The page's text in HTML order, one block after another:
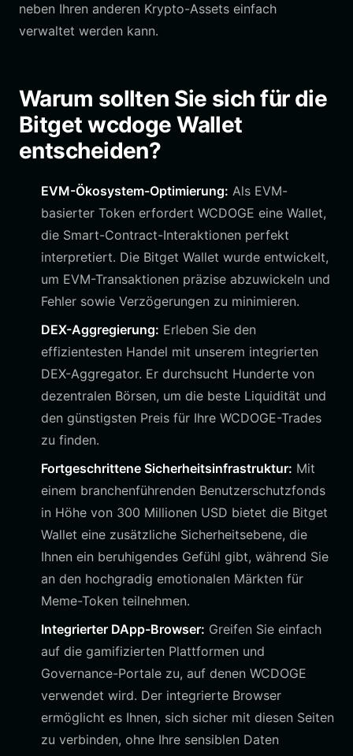
neben Ihren anderen Krypto-Assets einfach
verwaltet werden kann.
Warum sollten Sie sich für die
Bitget wcdoge Wallet
entscheiden?
EVM-Ökosystem-Optimierung: Als EVM-
basierter Token erfordert WCDOGE eine Wallet,
die Smart-Contract-Interaktionen perfekt
interpretiert. Die Bitget Wallet wurde entwickelt,
um EVM-Transaktionen präzise abzuwickeln und
Fehler sowie Verzögerungen zu minimieren.
DEX-Aggregierung: Erleben Sie den
effizientesten Handel mit unserem integrierten
DEX-Aggregator. Er durchsucht Hunderte von
dezentralen Börsen, um die beste Liquidität und
den günstigsten Preis für Ihre WCDOGE-Trades
zu finden.
Fortgeschrittene Sicherheitsinfrastruktur: Mit
einem branchenführenden Benutzerschutzfonds
in Höhe von 300 Millionen USD bietet die Bitget
Wallet eine zusätzliche Sicherheitsebene, die
Ihnen ein beruhigendes Gefühl gibt, während Sie
an den hochgradig emotionalen Märkten für
Meme-Token teilnehmen.
Integrierter DApp-Browser: Greifen Sie einfach
auf die gamifizierten Plattformen und
Governance-Portale zu, auf denen WCDOGE
verwendet wird. Der integrierte Browser
ermöglicht es Ihnen, sich sicher mit diesen Seiten
zu verbinden, ohne Ihre sensiblen Daten